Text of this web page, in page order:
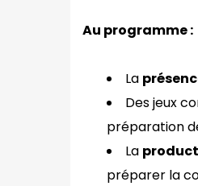
Au programme :
La
Des jeux
préparation
La
préparer la